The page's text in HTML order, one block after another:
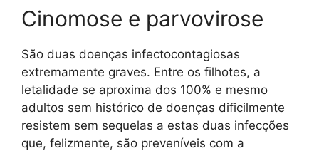
Cinomose e parvovirose
São duas doenças infectocontagiosas
extremamente graves. Entre os filhotes, a
letalidade se aproxima dos 100% e mesmo
adultos sem histórico de doenças dificilmente
resistem sem sequelas a estas duas infecções
que, felizmente, são preveníveis com a